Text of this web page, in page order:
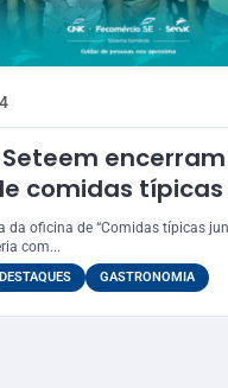
Seteem
comidas
da oficina de “Comidas típicas
com...
DESTAQUES GASTRONOMIA